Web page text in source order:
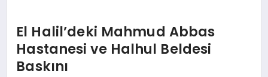
El Halil’deki Mahmud Abbas
Hastanesi ve Halhul Beldesi
Baskını